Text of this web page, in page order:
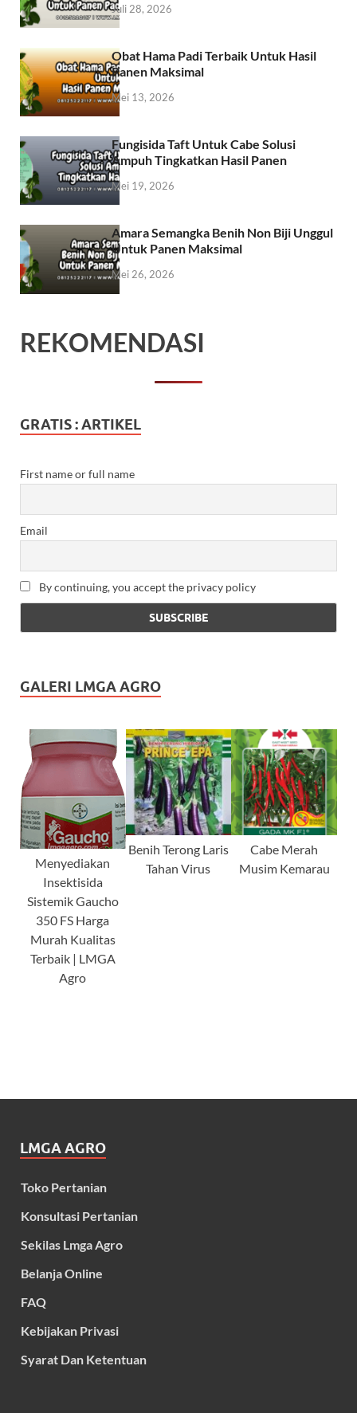
Juli 28, 2026
Obat Hama Padi Terbaik Untuk Hasil
Panen Maksimal
Mei 13, 2026
Fungisida Taft Untuk Cabe Solusi
Ampuh Tingkatkan Hasil Panen
Mei 19, 2026
Amara Semangka Benih Non Biji Unggul
Untuk Panen Maksimal
Mei 26, 2026
REKOMENDASI
GRATIS : ARTIKEL
First name or full name
Email
By continuing, you accept the privacy policy
GALERI LMGA AGRO
Menyediakan
Insektisida
Sistemik Gaucho
350 FS Harga
Murah Kualitas
Terbaik | LMGA
Agro
Benih Terong Laris
Tahan Virus
Cabe Merah
Musim Kemarau
LMGA AGRO
Toko Pertanian
Konsultasi Pertanian
Sekilas Lmga Agro
Belanja Online
FAQ
Kebijakan Privasi
Syarat Dan Ketentuan